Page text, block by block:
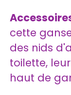
cette
des nids
toilette,
haut de